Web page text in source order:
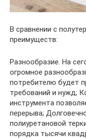
В сравнении с
преимуществ:
Разнообразие. На
огромное
потребителю будет
требований и нужд;
инструмента
перерыва;
полиуретановой
порядка тысячи